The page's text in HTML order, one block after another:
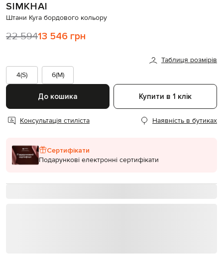
SIMKHAI
Штани Kyra бордового кольору
22 59413 546 грн
Таблиця розмірів
4(S)
6(M)
До кошика Купити в 1 клік
Консультація стиліста Наявність в бутиках
Сертифікати
Подарункові електронні сертифікати